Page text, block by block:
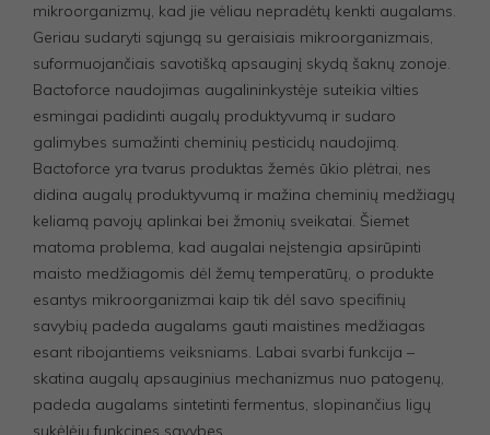
mikroorganizmų, kad jie vėliau nepradėtų kenkti augalams.
Geriau sudaryti sąjungą su geraisiais mikroorganizmais,
suformuojančiais savotišką apsauginį skydą šaknų zonoje.
Bactoforce naudojimas augalininkystėje suteikia vilties
esmingai padidinti augalų produktyvumą ir sudaro
galimybes sumažinti cheminių pesticidų naudojimą.
Bactoforce yra tvarus produktas žemės ūkio plėtrai, nes
didina augalų produktyvumą ir mažina cheminių medžiagų
keliamą pavojų aplinkai bei žmonių sveikatai. Šiemet
matoma problema, kad augalai neįstengia apsirūpinti
maisto medžiagomis dėl žemų temperatūrų, o produkte
esantys mikroorganizmai kaip tik dėl savo specifinių
savybių padeda augalams gauti maistines medžiagas
esant ribojantiems veiksniams. Labai svarbi funkcija –
skatina augalų apsauginius mechanizmus nuo patogenų,
padeda augalams sintetinti fermentus, slopinančius ligų
sukėlėjų funkcines savybes.